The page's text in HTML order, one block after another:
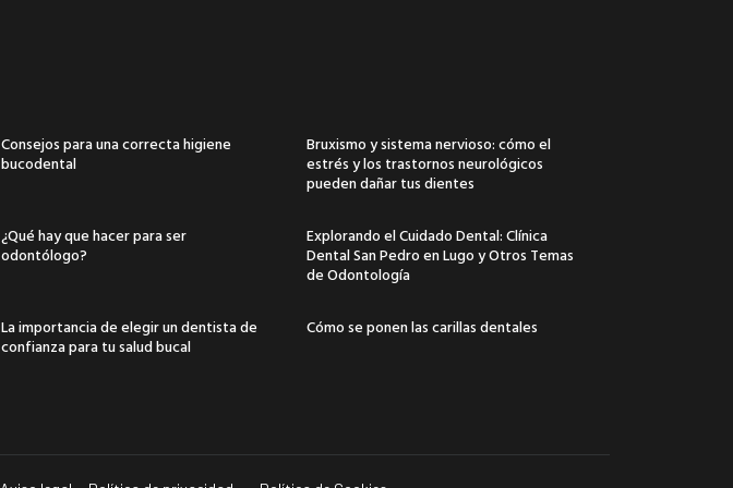
Consejos para una correcta higiene
bucodental
Bruxismo y sistema nervioso: cómo el
estrés y los trastornos neurológicos
pueden dañar tus dientes
¿Qué hay que hacer para ser
odontólogo?
Explorando el Cuidado Dental: Clínica
Dental San Pedro en Lugo y Otros Temas
de Odontología
La importancia de elegir un dentista de
confianza para tu salud bucal
Cómo se ponen las carillas dentales